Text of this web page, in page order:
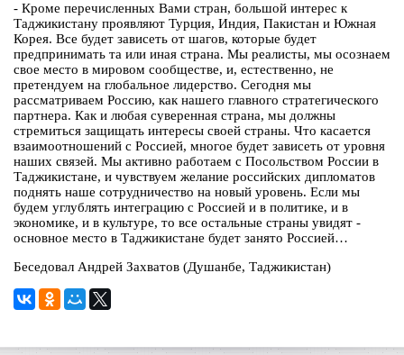
- Кроме перечисленных Вами стран, большой интерес к
Таджикистану проявляют Турция, Индия, Пакистан и Южная
Корея. Все будет зависеть от шагов, которые будет
предпринимать та или иная страна. Мы реалисты, мы осознаем
свое место в мировом сообществе, и, естественно, не
претендуем на глобальное лидерство. Сегодня мы
рассматриваем Россию, как нашего главного стратегического
партнера. Как и любая суверенная страна, мы должны
стремиться защищать интересы своей страны. Что касается
взаимоотношений с Россией, многое будет зависеть от уровня
наших связей. Мы активно работаем с Посольством России в
Таджикистане, и чувствуем желание российских дипломатов
поднять наше сотрудничество на новый уровень. Если мы
будем углублять интеграцию с Россией и в политике, и в
экономике, и в культуре, то все остальные страны увидят -
основное место в Таджикистане будет занято Россией…
Беседовал Андрей Захватов (Душанбе, Таджикистан)